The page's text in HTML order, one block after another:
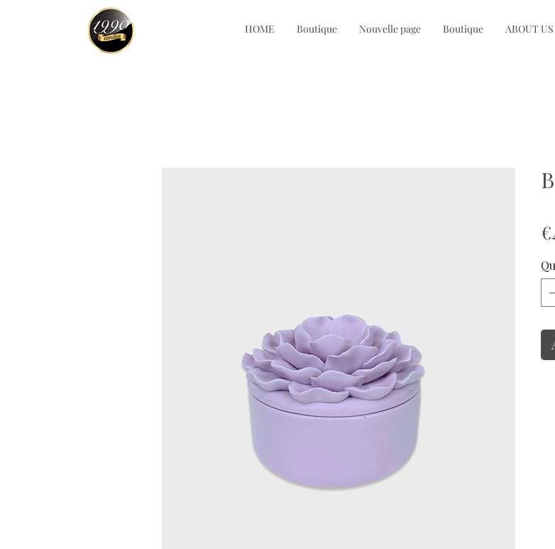
HOME Boutique Nouvelle page Boutique ABOUT US